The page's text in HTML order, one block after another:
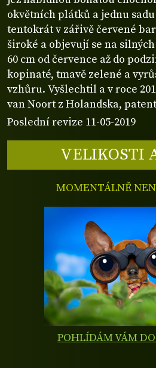
okvětních plátků a jednu
tentokrát v zářivě červené
široké a objevují se na silných
60 cm od července až do
kopinaté, tmavě zelené a
vzhůru. Vyšlechtil a v roce
van Noort z Holandska, patent
Poslední revize 11-05-2019
VELIKOSTI
MOMENTÁLNĚ
POHLÍDÁM VÁM